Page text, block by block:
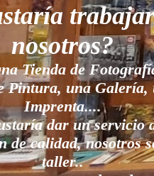
nosotros?
Tienda de
Pintura, una Galería,
Imprenta....
dar un servicio
de calidad, nosotros
taller..